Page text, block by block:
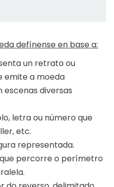
defínense en base a:
un retrato ou
emite a moeda
escenas diversas
letra ou número que
etc.
representada.
percorre o perímetro